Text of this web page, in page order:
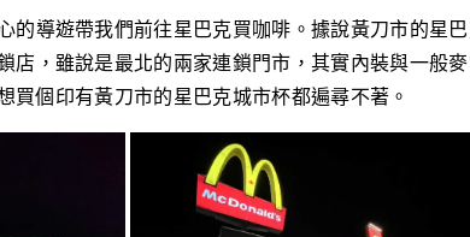
的導遊帶我們前往星巴克買咖啡。據說黃刀市的星
店，雖說是最北的兩家連鎖門市，其實內裝與一般
買個印有黃刀市的星巴克城市杯都遍尋不著。